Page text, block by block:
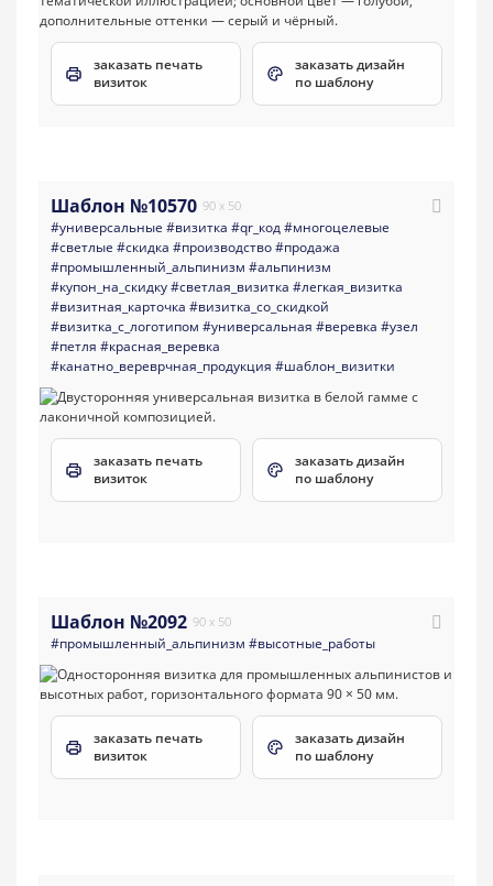
заказать печать
визиток
заказать дизайн
по шаблону
Шаблон №10570 90 x 50
#универсальные #визитка #qr_код#многоцелевые
#светлые #скидка #производство#продажа
#промышленный_альпинизм #альпинизм
#купон_на_скидку#светлая_визитка #легкая_визитка
#визитная_карточка #визитка_со_скидкой
#визитка_с_логотипом #универсальная #веревка #узел
#петля #красная_веревка
#канатно_вереврчная_продукция #шаблон_визитки
заказать печать
визиток
заказать дизайн
по шаблону
Шаблон №2092 90 x 50
#промышленный_альпинизм #высотные_работы
заказать печать
визиток
заказать дизайн
по шаблону